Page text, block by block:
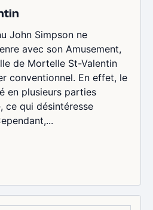
John Simpson ne
avec son Amusement,
de Mortelle St-Valentin
conventionnel. En effet, le
en plusieurs parties
ce qui désintéresse